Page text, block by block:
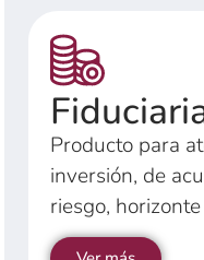
Producto para
inversión, de
riesgo,